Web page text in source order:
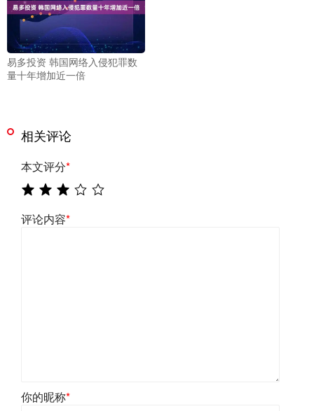
易多投资 韩国网络入侵犯罪数
量十年增加近一倍
相关评论
本文评分*
评论内容*
你的昵称*